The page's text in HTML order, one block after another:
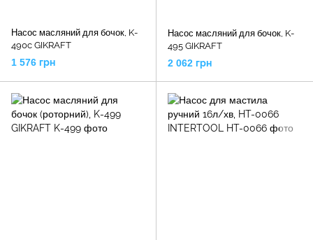
Насос масляний для бочок, K-
490c GIKRAFT
1 576 грн
Насос масляний для бочок, K-
495 GIKRAFT
2 062 грн